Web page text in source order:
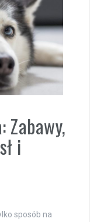
i
sposób na